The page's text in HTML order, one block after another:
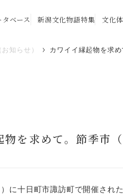
ベース 新潟文化物語特集 文化
知らせ） カワイイ縁起物を求
物を求めて。節季市
に十日町市諏訪町で開催され